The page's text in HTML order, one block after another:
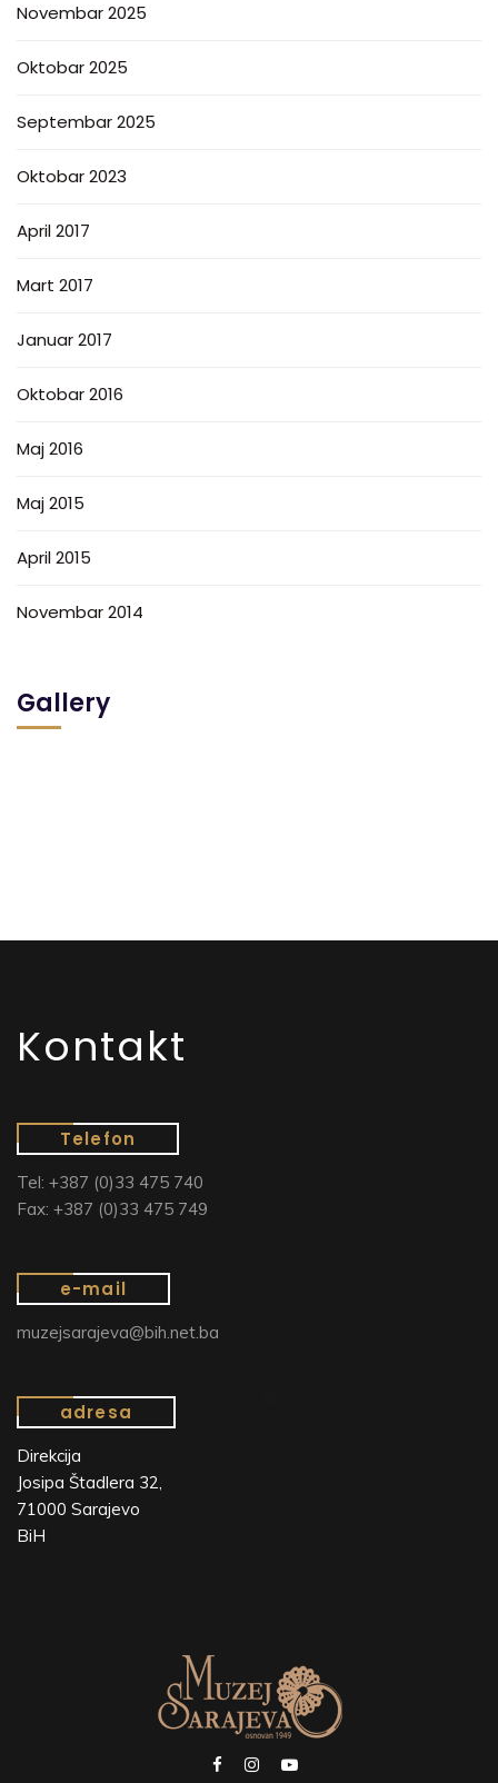
Novembar 2025
Oktobar 2025
Septembar 2025
Oktobar 2023
April 2017
Mart 2017
Januar 2017
Oktobar 2016
Maj 2016
Maj 2015
April 2015
Novembar 2014
Gallery
Kontakt
Telefon
Tel: +387 (0)33 475 740
Fax: +387 (0)33 475 749
e-mail
muzejsarajeva@bih.net.ba
adresa
Direkcija
Josipa Štadlera 32,
71000 Sarajevo
BiH